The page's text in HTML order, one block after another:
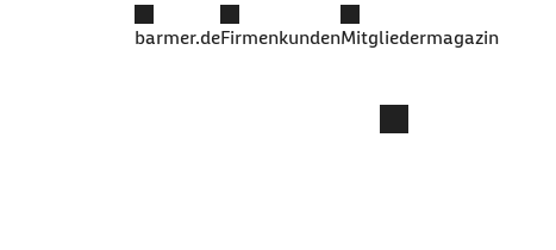
barmer.deFirmenkundenMitgliedermagazin